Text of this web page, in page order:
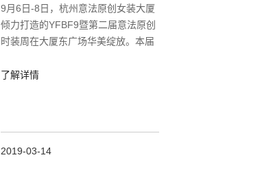
9月6日-8日，杭州意法原创女装大厦
倾力打造的YFBF9暨第二届意法原创
时装周在大厦东广场华美绽放。本届
旨，在表达原创为本的基础上，突显
了解详情
2019-03-14